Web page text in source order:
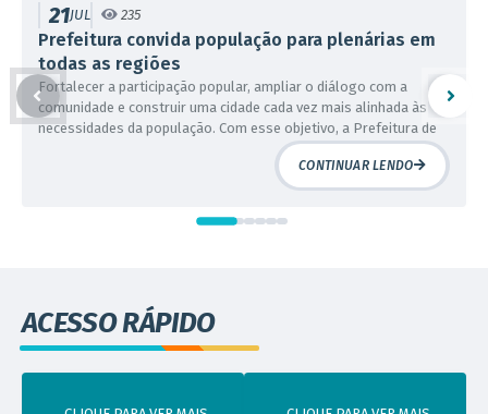
Prefeitura convida população para plenárias em
todas as regiões
21JUL 235
Fortalecer a participação popular, ampliar o diálogo com a
comunidade e construir uma cidade cada vez mais alinhada às
necessidades da população. Com esse objetivo, a Prefeitura de
Contagem realizará, entre os meses de julho e agosto, oito
plenárias regionais, que percorrerão todo o município. As
plenárias representam um importante instrumento de...
CONTINUAR LENDO
ACESSO RÁPIDO